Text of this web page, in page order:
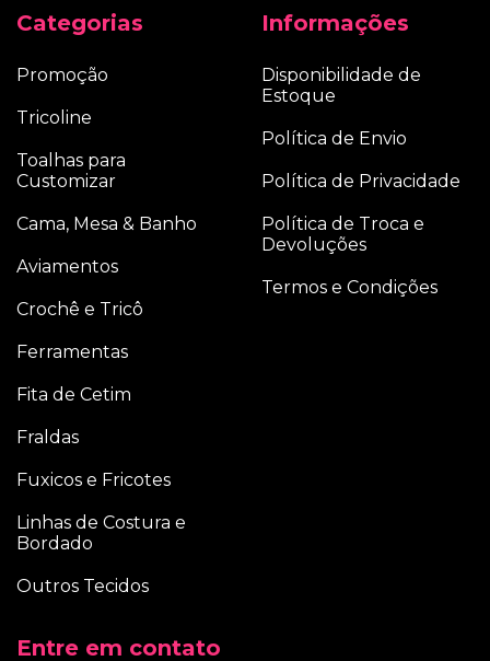
Categorias
Promoção
Tricoline
Toalhas para
Customizar
Cama, Mesa & Banho
Aviamentos
Crochê e Tricô
Ferramentas
Fita de Cetim
Fraldas
Fuxicos e Fricotes
Linhas de Costura e
Bordado
Outros Tecidos
Informações
Disponibilidade de
Estoque
Política de Envio
Política de Privacidade
Política de Troca e
Devoluções
Termos e Condições
Entre em contato